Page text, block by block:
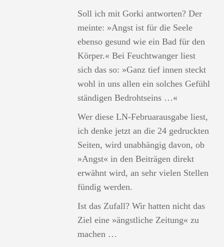
Soll ich mit Gorki antworten? Der
meinte: »Angst ist für die Seele
ebenso gesund wie ein Bad für den
Körper.« Bei Feuchtwanger liest
sich das so: »Ganz tief innen steckt
wohl in uns allen ein solches Gefühl
ständigen Bedrohtseins …«
Wer diese LN-Februarausgabe liest,
ich denke jetzt an die 24 gedruckten
Seiten, wird unabhängig davon, ob
»Angst« in den Beiträgen direkt
erwähnt wird, an sehr vielen Stellen
fündig werden.
Ist das Zufall? Wir hatten nicht das
Ziel eine »ängstliche Zeitung« zu
machen …